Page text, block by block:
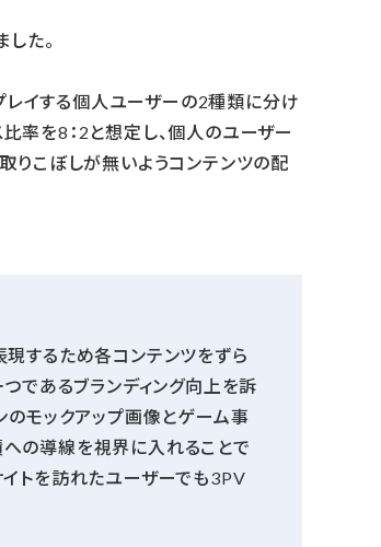
た。
レイする個人ユーザーの2種類に分け
率を8：2と想定し、個人のユーザー
りこぼしが無いようコンテンツの配
するため各コンテンツをずら
であるブランディング向上を訴
のモックアップ画像とゲーム事
の導線を視界に入れることで
トを訪れたユーザーでも3PV